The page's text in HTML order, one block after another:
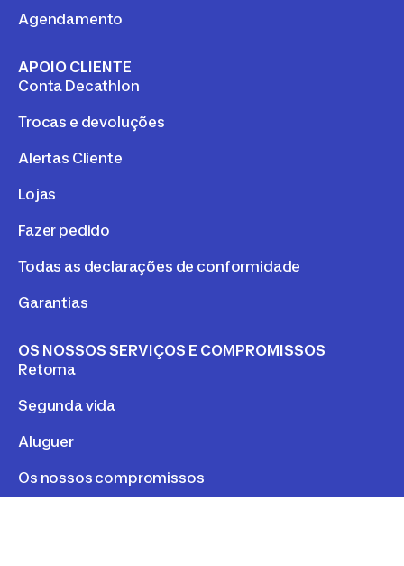
Agendamento
APOIO CLIENTE
Conta Decathlon
Trocas e devoluções
Alertas Cliente
Lojas
Fazer pedido
Todas as declarações de conformidade
Garantias
OS NOSSOS SERVIÇOS E COMPROMISSOS
Retoma
Segunda vida
Aluguer
Os nossos compromissos